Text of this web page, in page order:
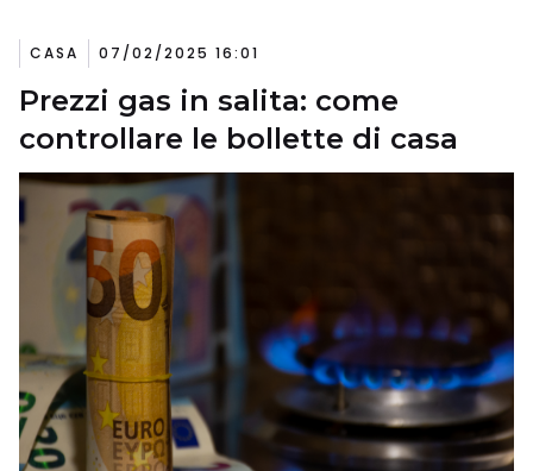
CASA 07/02/2025 16:01
Prezzi gas in salita: come
controllare le bollette di casa